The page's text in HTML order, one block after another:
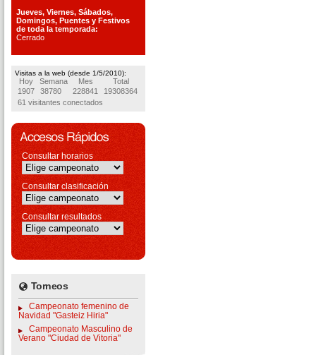
Jueves, Viernes, Sábados,
Domingos, Puentes y Festivos
de toda la temporada:
Cerrado
Visitas a la web (desde 1/5/2010):
Hoy Semana Mes
Total
1907
38780 228841
19308364
61 visitantes conectados
Consultar horarios
Consultar clasificación
Consultar resultados
Torneos
Campeonato femenino de
Navidad "Gasteiz Hiria"
Campeonato Masculino de
Verano "Ciudad de Vitoria"